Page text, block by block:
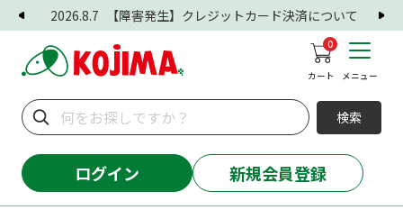
2026.8.7 【障害発生】クレジットカード決済について
0
カート メニュー
検索
ログイン 新規会員登録